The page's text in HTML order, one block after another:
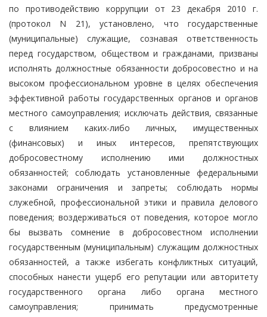
по противодействию коррупции от 23 декабря 2010 г.
(протокол N 21), установлено, что государственные
(муниципальные) служащие, сознавая ответственность
перед государством, обществом и гражданами, призваны
исполнять должностные обязанности добросовестно и на
высоком профессиональном уровне в целях обеспечения
эффективной работы государственных органов и органов
местного самоуправления; исключать действия, связанные
с влиянием каких-либо личных, имущественных
(финансовых) и иных интересов, препятствующих
добросовестному исполнению ими должностных
обязанностей; соблюдать установленные федеральными
законами ограничения и запреты; соблюдать нормы
служебной, профессиональной этики и правила делового
поведения; воздерживаться от поведения, которое могло
бы вызвать сомнение в добросовестном исполнении
государственным (муниципальным) служащим должностных
обязанностей, а также избегать конфликтных ситуаций,
способных нанести ущерб его репутации или авторитету
государственного органа либо органа местного
самоуправления; принимать предусмотренные